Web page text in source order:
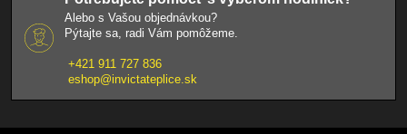
Alebo s Vašou objednávkou?
Pýtajte sa, radi Vám pomôžeme.
+421 911 727 836
eshop@invictateplice.sk